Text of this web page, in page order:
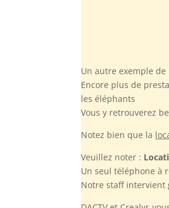
Un autre exemple
Encore plus de
les éléphants
Vous y retrouverez
Notez bien que la
Veuillez noter :
Un seul téléphone à
Notre staff intervient